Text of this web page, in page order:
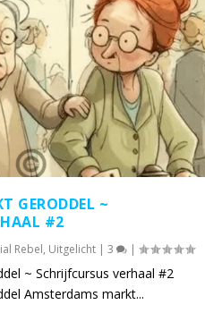
GERODDEL ~
#2
Rebel, Uitgelicht| 3 |
~ Schrijfcursus verhaal #2
Amsterdams markt...